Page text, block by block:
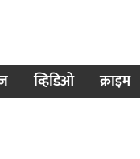
व्हिडिओ क्राइम